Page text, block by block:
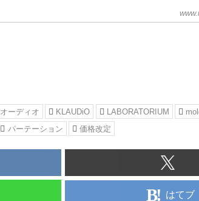
オーディオ KLAUDiO LABORATORIUM
パーテーション 価格改定
はてブ